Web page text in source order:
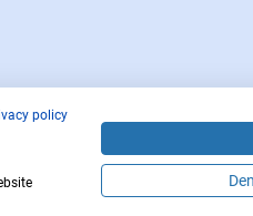
Copyright © 2026 -
policy